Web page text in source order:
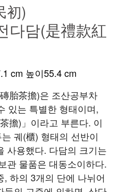
初)
다담(是禮款紅
cm 높이55.4 cm
胎茶擔)은 조산공부차
있는 특별한 형태이며,
擔)」이라고 부른다. 이
궤(櫃) 형태의 선반이
사용했다. 다담의 크기는
관 물품은 대동소이하다.
하의 3개의 단에 나뉘어